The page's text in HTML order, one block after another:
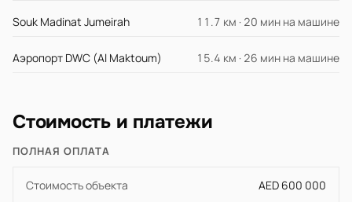
Souk Madinat Jumeirah 11.7 км · 20 мин на машине
Аэропорт DWC (Al Maktoum) 15.4 км · 26 мин на машине
Стоимость и платежи
ПОЛНАЯ ОПЛАТА
Стоимость объекта AED 600 000